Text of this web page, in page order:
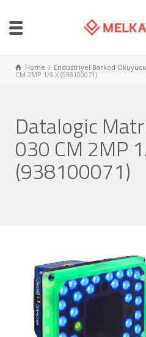
Home Endüstriyel Barkod
CM 2MP 1/3 X (938100071)
Datalogic
030 CM 2MP
(938100071)